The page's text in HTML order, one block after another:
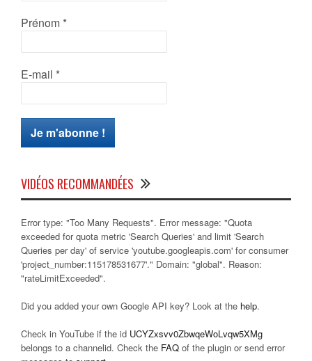
Prénom *
E-mail *
VIDÉOS RECOMMANDÉES
Error type: "Too Many Requests". Error message: "Quota
exceeded for quota metric 'Search Queries' and limit 'Search
Queries per day' of service 'youtube.googleapis.com' for consumer
'project_number:115178531677'." Domain: "global". Reason:
"rateLimitExceeded".
Did you added your own Google API key? Look at the help.
Check in YouTube if the id UCYZxsvv0ZbwqeWoLvqw5XMg
belongs to a channelid. Check the FAQ of the plugin or send error